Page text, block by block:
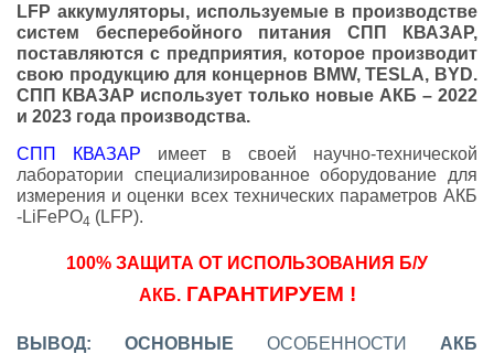
LFP аккумуляторы, используемые в производстве
систем бесперебойного питания СПП КВАЗАР,
поставляются с предприятия, которое производит
свою продукцию для концернов BMW,TESLA, BYD.
СПП КВАЗАР использует только новые АКБ – 2022
и 2023 года производства.
СПП КВАЗАР имеет в своей научно-технической
лаборатории специализированное оборудование для
измерения и оценки всех технических параметров АКБ
-LiFePO4 (LFP).
100% ЗАЩИТА ОТ ИСПОЛЬЗОВАНИЯ Б/У
АКБ.ГАРАНТИРУЕМ !
ВЫВОД: ОСНОВНЫЕ ОСОБЕННОСТИ
АКБ